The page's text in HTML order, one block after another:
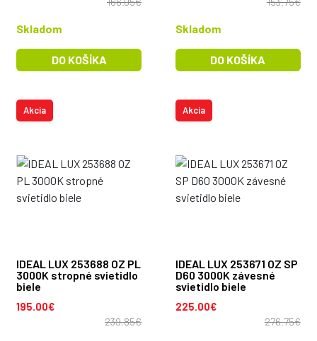
Skladom
DO KOŠÍKA
Skladom
DO KOŠÍKA
Akcia
IDEAL LUX 253688 OZ PL
3000K stropné svietidlo
biele
195.00€
239.85€
Akcia
IDEAL LUX 253671 OZ SP
D60 3000K závesné
svietidlo biele
225.00€
276.75€